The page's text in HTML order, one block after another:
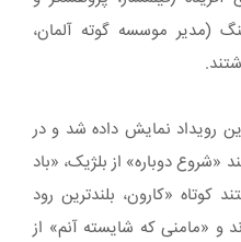
(مدیر موسسه گوته آلمان،
از ۱۷ کشور در این رویداد نمایش داده شد و در
دوباره» از بلژیک، «باد
کوتاه «کارون، بلندترین رود
و «مامنی که شایسته آنم» از